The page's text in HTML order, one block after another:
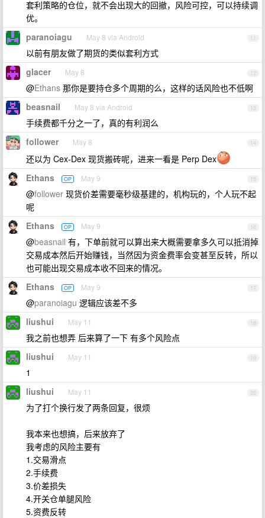
套利策略的仓位，就不会出现大的回撤，风险可控，可以持续调
优。
11
paranoiagu May 8 via Android
以前有朋友做了期货的类似套利方式
12
glacer May 8
@Ethans 那你是要持仓多个周期的么，这样的话风险也不低啊
13
beasnail May 8 via Android
手续费都千分之一了，真的有利润么
14
follower May 8
还以为 Cex-Dex 现货搬砖呢，进来一看是 Perp Dex
15
Ethans OP May 9
@follower 现货价差需要毫秒级基建的，机构玩的，个人玩不起
呢
16
Ethans OP May 9
@beasnail 有，下单前就可以算出来大概需要拿多久可以抵消掉
交易成本然后开始赚钱，当然因为资金费率会变甚至反转，所以
也可能出现交易成本收不回来的情况。
17
Ethans OP May 9
@paranoiagu 逻辑应该差不多
18
liushui May 11
我之前也想弄 后来算了一下 有多个风险点
19
liushui May 11
1
20
liushui May 11
为了打个换行发了两条回复，很烦
我本来也想搞，后来放弃了
我考虑的风险主要有
1.交易滑点
2.手续费
3.价差损失
4.开关仓单腿风险
5.资费反转